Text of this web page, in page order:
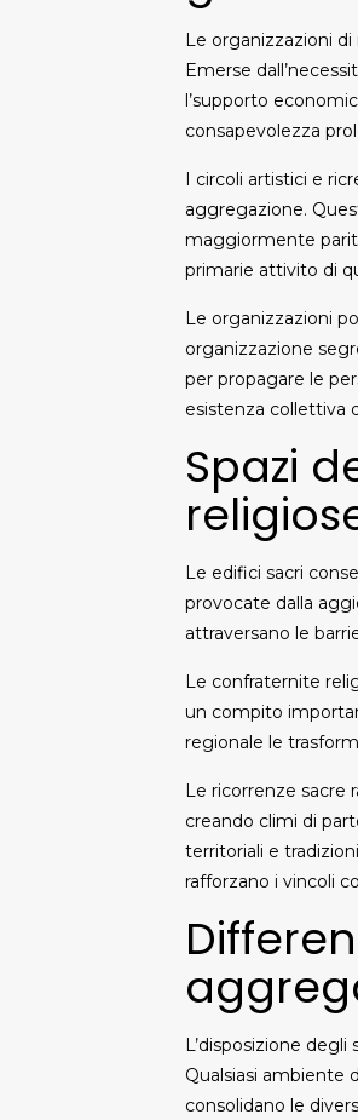
Le organizzazioni
Emerse
l’supporto
consapevolezza
I circoli artistici e
aggregazione.
maggiormente
primarie attivito di
Le organizzazioni
organizzazione
per propagare le
esistenza collettiva
Spazi
Le edifici sacri
provocate dalla
attraversano le
Le confraternite
un compito
regionale le
Le ricorrenze sacre
creando climi di
territoriali e
rafforzano i vincoli
L’disposizione
Qualsiasi ambiente
consolidano le